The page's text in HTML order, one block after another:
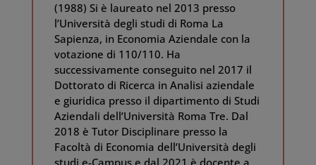
(1988) Si è laureato nel 2013 presso
l’Università degli studi di Roma La
Sapienza, in Economia Aziendale con la
votazione di 110/110. Ha
successivamente conseguito nel 2017 il
Dottorato di Ricerca in Analisi aziendale
e giuridica presso il dipartimento di Studi
Aziendali dell’Università Roma Tre. Dal
2018 è Tutor Disciplinare presso la
Facoltà di Economia dell’Università degli